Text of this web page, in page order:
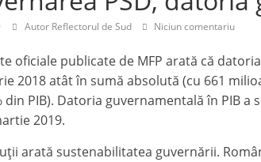
Autor Reflectorul de Sud Niciun comentariu
oficiale publicate de MFP arată că
2018 atât în sumă absolută (cu 661
din PIB). Datoria guvernamentală în PIB a
2019.
arată sustenabilitatea guvernării.